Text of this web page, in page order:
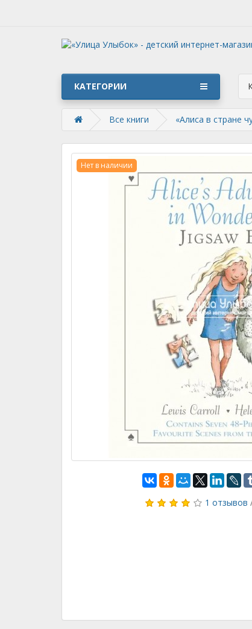
КАТЕГОРИИ
Все книги «Алиса в стране
Нет в наличии
1 отзывов